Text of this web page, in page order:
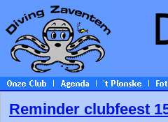
Reminder clubfeest